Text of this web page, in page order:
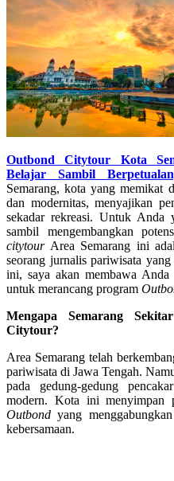
Outbond Citytour Kota
Belajar Sambil
Semarang, kota yang memikat
dan modernitas, menyajikan
sekadar rekreasi. Untuk Anda
sambil mengembangkan
citytourArea Semarang ini
seorang jurnalis pariwisata
ini, saya akan membawa
untuk merancang program
Mengapa Semarang
Citytour?
Area Semarang telah
pariwisata di Jawa Tengah.
pada gedung-gedung
modern. Kota ini menyimpan
Outbond yang
kebersamaan.